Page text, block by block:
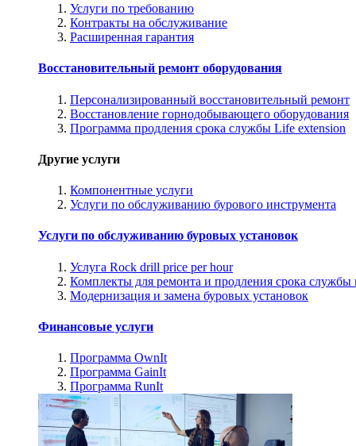
Услуги по требованию
Контракты на обслуживание
Расширенная гарантия
Восстановительный ремонт оборудования
Персонализированный восстановительный ремонт
Восстановление горнодобывающего оборудования
Программа продления срока службы Life extension
Другие услуги
Компонентные услуги
Услуги по обслуживанию бурового инструмента
Услуги по обслуживанию буровых установок
Услуга Rock drill price per hour
Комплекты для ремонта и продления срока службы
Модернизация и замена буровых установок
Финансовые услуги
Программа OwnIt
Программа GainIt
Программа RunIt